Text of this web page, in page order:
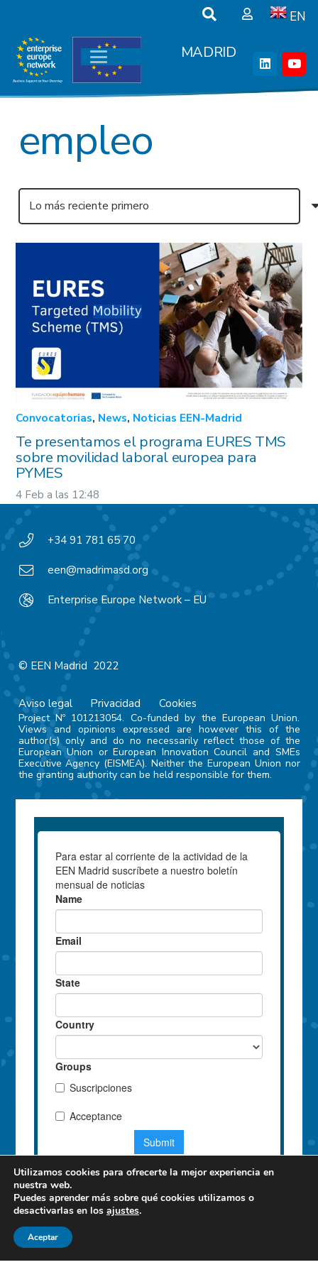
EN
MADRID
empleo
Convocatorias, News, Noticias EEN-Madrid
Te presentamos el programa EURES TMS
sobre movilidad laboral europea para
PYMES
4 Feb a las 12:48
+34 91 781 65 70
een@madrimasd.org
Enterprise Europe Network – EU
© EEN Madrid 2022
Aviso legal Privacidad Cookies
Project Nº 101213054. Co-funded by the European Union.
Views and opinions expressed are however this of the
author(s) only and do no necessarily reflect those of the
European Union or European Innovation Council and SMEs
Executive Agency (EISMEA). Neither the European Union nor
the granting authority can be held responsible for them.
Utilizamos cookies para ofrecerte la mejor experiencia en
nuestra web.
Puedes aprender más sobre qué cookies utilizamos o
desactivarlas en los ajustes.
Aceptar